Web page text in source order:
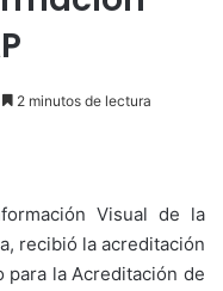
2 minutos de lectura
Visual de la
recibió la acreditación
la Acreditación de